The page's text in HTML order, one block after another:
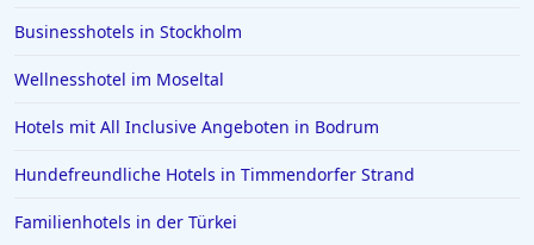
Businesshotels in Stockholm
Wellnesshotel im Moseltal
Hotels mit All Inclusive Angeboten in Bodrum
Hundefreundliche Hotels in Timmendorfer Strand
Familienhotels in der Türkei